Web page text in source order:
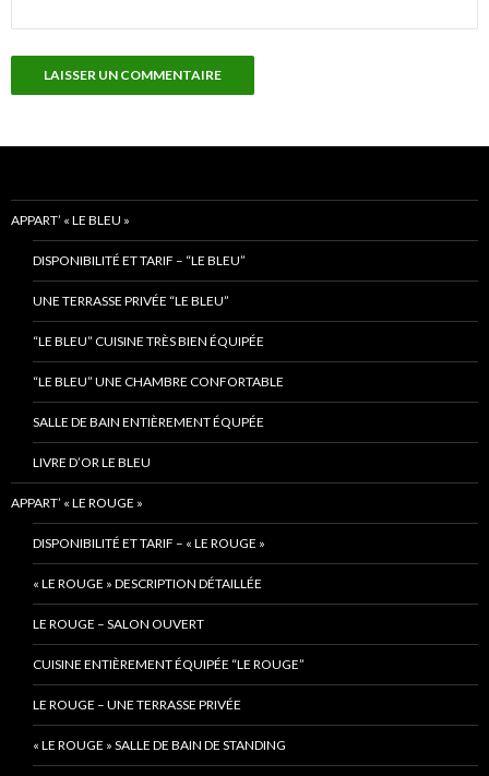
APPART’ « LE BLEU »
DISPONIBILITÉ ET TARIF – “LE BLEU”
UNE TERRASSE PRIVÉE “LE BLEU”
“LE BLEU” CUISINE TRÈS BIEN ÉQUIPÉE
“LE BLEU” UNE CHAMBRE CONFORTABLE
SALLE DE BAIN ENTIÈREMENT ÉQUPÉE
LIVRE D’OR LE BLEU
APPART’ « LE ROUGE »
DISPONIBILITÉ ET TARIF – « LE ROUGE »
« LE ROUGE » DESCRIPTION DÉTAILLÉE
LE ROUGE – SALON OUVERT
CUISINE ENTIÈREMENT ÉQUIPÉE “LE ROUGE”
LE ROUGE – UNE TERRASSE PRIVÉE
« LE ROUGE » SALLE DE BAIN DE STANDING